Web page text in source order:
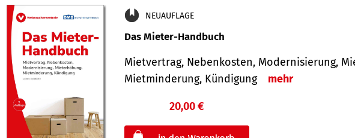
NEUAUFLAGE
Das Mieter-Handbuch
Mietvertrag, Nebenkosten, Modernisierung,
Mietminderung, Kündigung
mehr
20,00 €